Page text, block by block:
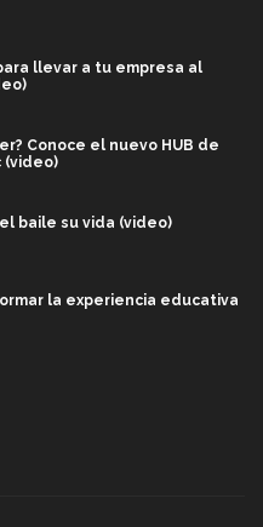
llevar a tu empresa al
Conoce el nuevo HUB de
(video)
baile su vida (video)
la experiencia educativa